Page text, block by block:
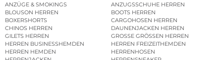
ANZÜGE & SMOKINGS
ANZUGSSCHUHE HERREN
BLOUSON HERREN
BOOTS HERREN
BOXERSHORTS
CARGOHOSEN HERREN
CHINOS HERREN
DAUNENJACKEN HERREN
GILETS HERREN
GROSSE GRÖSSEN HERREN
HERREN BUSINESSHEMDEN
HERREN FREIZEITHEMDEN
HERREN HEMDEN
HERRENHOSEN